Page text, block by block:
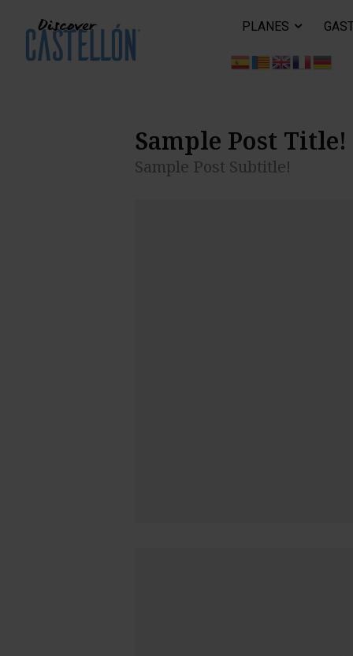
PLANES
Sample Post Title!
Sample Post Subtitle!